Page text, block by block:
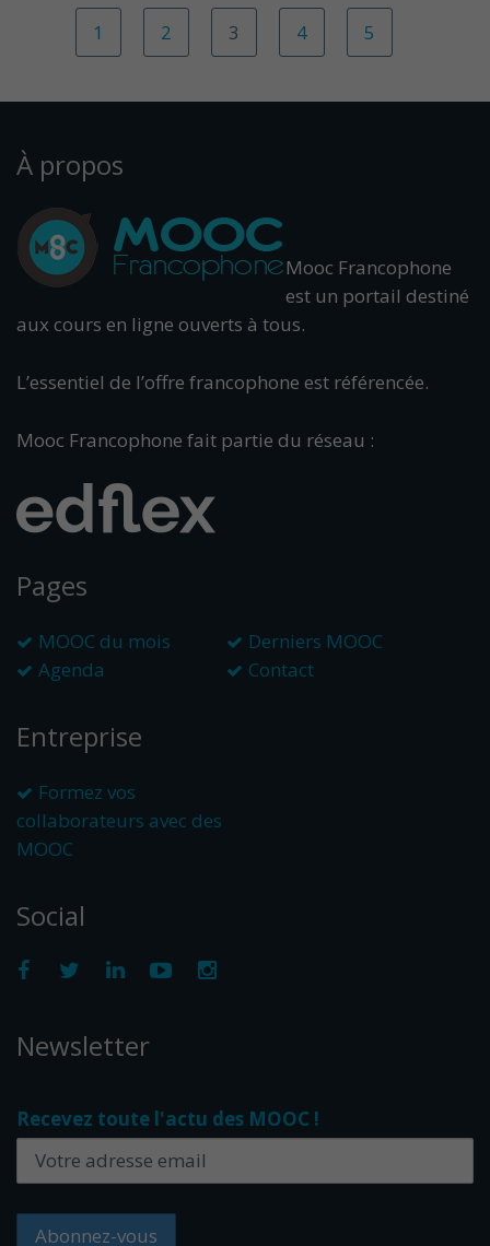
1 2 3 4 5
À propos
Mooc Francophone
est un portail destiné
aux cours en ligne ouverts à tous.
L’essentiel de l’offre francophone est référencée.
Mooc Francophone fait partie du réseau :
Pages
MOOC du mois
Derniers MOOC
Agenda
Contact
Entreprise
Formez vos
collaborateurs avec des
MOOC
Social
Newsletter
Recevez toute l'actu des MOOC !